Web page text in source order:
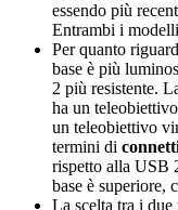
essendo più
Entrambi i
Per quanto
base è più
2 più resistente.
ha un
un teleobiettivo
termini di
rispetto alla USB
base è superiore,
La scelta tra i